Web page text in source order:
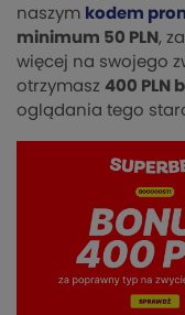
naszym kodem
minimum 50 PLN ,
więcej na swojego
otrzymasz 400 PLN
oglądania tego